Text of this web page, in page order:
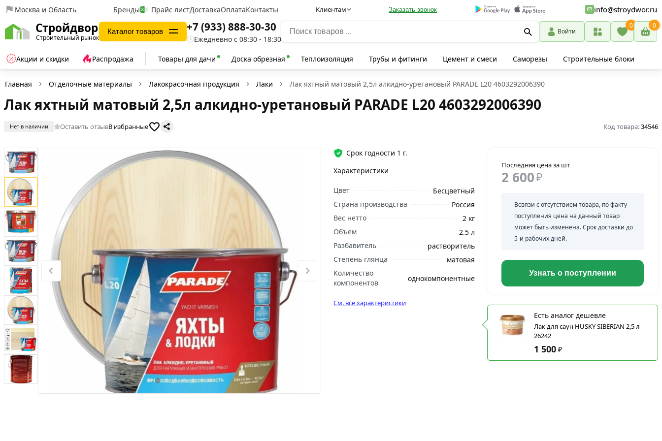
Москва и Область Бренды Прайс листДоставкаОплатаКонтакты Клиентам Заказать звонок info@stroydwor.ru
Стройдвор
Строительный рынок
Каталог товаров +7 (933) 888-30-30
Ежедневно с 08:30 - 18:30
Войти
0 0
Акции и скидки Распродажа Товары для дачи Доска обрезная Теплоизоляция Трубы и фитинги Цемент и смеси Саморезы Строительные блоки
Главная Отделочные материалы Лакокрасочная продукция Лаки Лак яхтный матовый 2,5л алкидно-уретановый PARADE L20 4603292006390
Лак яхтный матовый 2,5л алкидно-уретановый PARADE L20 4603292006390
Нет в наличии Оставить отзывВ избранные Код товара:34546
Срок годности 1 г.
Характеристики
Цвет
Бесцветный
Страна производства
Россия
Вес нетто
2 кг
Объем
2.5 л
Разбавитель
растворитель
Степень глянца
матовая
Количество
компонентов
однокомпонентные
См. все характеристики
Последняя цена за шт
2 600₽
Всвязи с отсутствием товара, по факту
поступления цена на данный товар
может быть изменена. Срок доставки до
5-и рабочих дней.
Узнать о поступлении
Есть аналог дешевле
Лак для саун HUSKY SIBERIAN 2,5 л
26242
1 500 ₽